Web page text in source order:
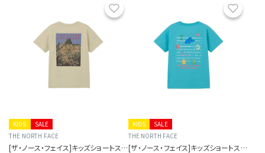
お気に入り
SALE
KIDS
THE NORTH FACE
[ザ・ノース・フェイス]キッズショートスリーブフィールドグラフィックティー
SALE
KIDS
THE NORTH FACE
[ザ・ノース・フェイス]キッズショートスリーブフィールドグラフィックティー